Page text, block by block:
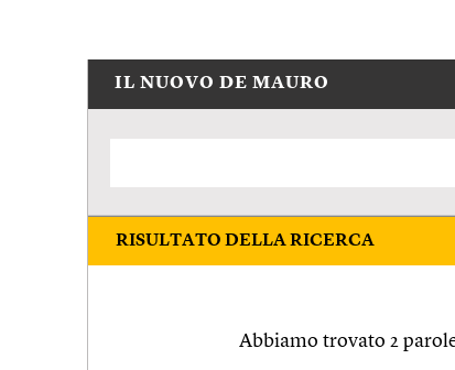
IL NUOVO DE MAURO
RISULTATO DELLA RICERCA
Abbiamo trovato 2